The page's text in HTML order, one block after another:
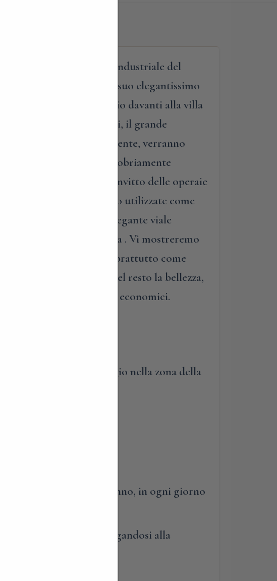
complesso industriale del
“Como Next”, e del suo elegantissimo
Il percorso avrà inizio davanti alla villa
di Francesco Somaini, il grande
successivamente, verranno
alta, slanciata e sobriamente
visita guidata all’ex convitto delle operaie
sale interne, un tempo utilizzate come
terminerà nell’elegante viale
una via, oggi pubblica . Vi mostreremo
o impiegatizie, ma soprattutto come
lungo una strada. Del resto la bellezza,
ma anche sociali ed economici.
è suggerito il parcheggio nella zona della
effettuata tutto l’anno, in ogni giorno
partecipare aggregandosi alla